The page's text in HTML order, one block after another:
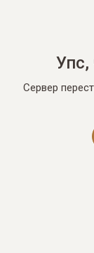
Упс,
Сервер